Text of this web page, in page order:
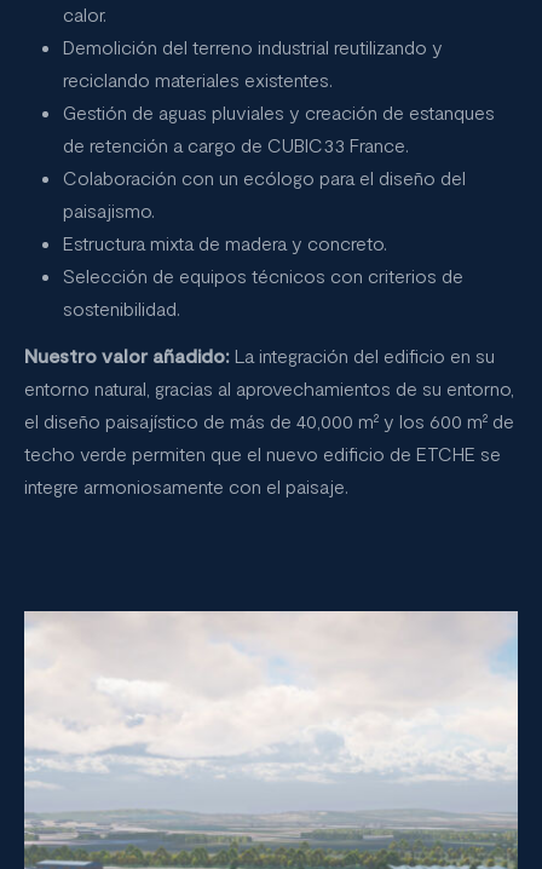
calor.
Demolición del terreno industrial reutilizando y
reciclando materiales existentes.
Gestión de aguas pluviales y creación de estanques
de retención a cargo de CUBIC33 France.
Colaboración con un ecólogo para el diseño del
paisajismo.
Estructura mixta de madera y concreto.
Selección de equipos técnicos con criterios de
sostenibilidad.
Nuestro valor añadido: La integración del edificio en su
entorno natural, gracias al aprovechamientos de su entorno,
el diseño paisajístico de más de 40,000 m² y los 600 m² de
techo verde permiten que el nuevo edificio de ETCHE se
integre armoniosamente con el paisaje.